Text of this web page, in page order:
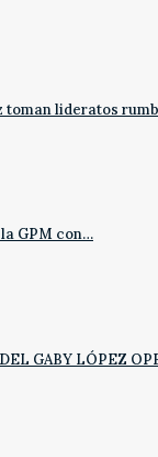
toman lideratos
GPM con…
GABY LÓPEZ